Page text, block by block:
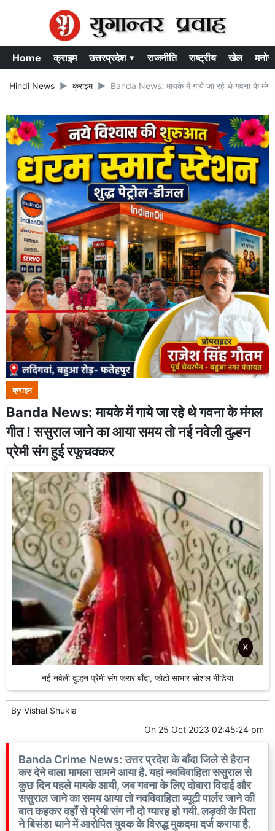
Home क्राइम उत्तरप्रदेश ▾ राजनीति राष्ट्रीय खेल
Hindi News क्राइम Banda News: मायके में गाये जा रहे थे गवना के
क्राइम
Banda News: मायके में गाये जा रहे थे गवना के मंगल
गीत ! ससुराल जाने का आया समय तो नई नवेली दुल्हन
प्रेमी संग हुई रफूचक्कर
नई नवेली दुल्हन प्रेमी संग फरार बाँदा, फोटो साभार सोशल मीडिया
By Vishal Shukla
On 25 Oct 2023 02:45:24 pm
Banda Crime News: उत्तर प्रदेश के बाँदा जिले से हैरान
कर देने वाला मामला सामने आया है. यहां नवविवाहिता ससुराल से
कुछ दिन पहले मायके आयी, जब गवना के लिए दोबारा विदाई और
ससुराल जाने का समय आया तो नवविवाहिता ब्यूटी पार्लर जाने की
बात कहकर वहाँ से प्रेमी संग नौ दो ग्यारह हो गयी. लड़की के पिता
ने बिसंडा थाने में आरोपित युवक के विरुद्ध मुकदमा दर्ज कराया है.
X